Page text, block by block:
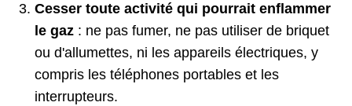
Cesser toute activité qui pourrait enflammer
le gaz : ne pas fumer, ne pas utiliser de briquet
ou d'allumettes, ni les appareils électriques, y
compris les téléphones portables et les
interrupteurs.